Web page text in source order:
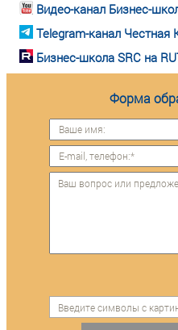
Видео-канал Бизнес-
Telegram-канал Честная
Бизнес-школа SRC на
Форма